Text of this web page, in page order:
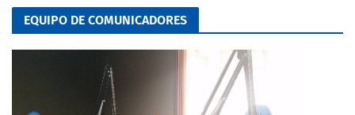
EQUIPO DE COMUNICADORES